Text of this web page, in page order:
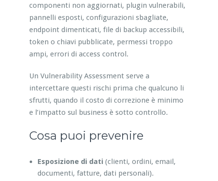
componenti non aggiornati, plugin vulnerabili,
pannelli esposti, configurazioni sbagliate,
endpoint dimenticati, file di backup accessibili,
token o chiavi pubblicate, permessi troppo
ampi, errori di access control.
Un Vulnerability Assessment serve a
intercettare questi rischi prima che qualcuno li
sfrutti, quando il costo di correzione è minimo
e l’impatto sul business è sotto controllo.
Cosa puoi prevenire
Esposizione di dati(clienti, ordini, email,
documenti, fatture, dati personali).